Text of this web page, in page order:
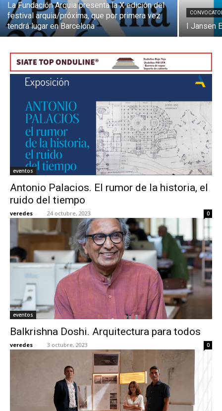
La Fundación Arquia presenta la X edición del
festival arquia/próxima, que por primera vez
tendrá lugar en Barcelona
I Jansen
eventos
Antonio Palacios. El rumor de la historia, el
ruido del tiempo
veredes - 24 octubre, 2023 0
eventos
Balkrishna Doshi. Arquitectura para todos
veredes - 3 octubre, 2023 0